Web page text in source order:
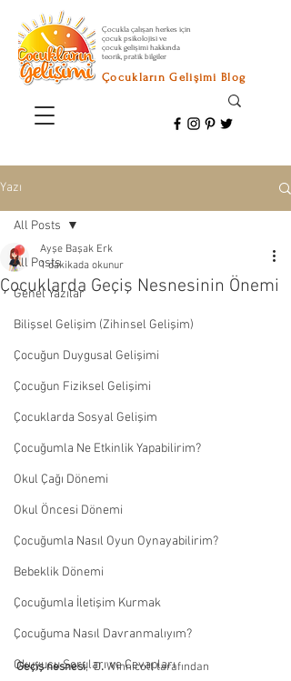
Çocukla çalışan herkes için
çocuk psikolojisi ve
çocuk gelişimi hakkında
teorik, pratik bilgiler
Çocukların Gelişimi Blog
Yazı
All Posts
Genel Yazılar
Bilişsel Gelişim (Zihinsel Gelişim)
Çocuğun Duygusal Gelişimi
Çocuğun Fiziksel Gelişimi
Çocuklarda Sosyal Gelişim
Çocuğumla Ne Etkinlik Yapabilirim?
Okul Çağı Dönemi
Okul Öncesi Dönemi
Çocuğumla Nasıl Oyun Oynayabilirim?
Bebeklik Dönemi
Çocuğumla İletişim Kurmak
Çocuğuma Nasıl Davranmalıyım?
Okuyucu Soruları ve Cevapları
All Posts
Çocuklarda Geçiş Nesnesinin Önemi
Ayşe Başak Erk
1 dakikada okunur
Geçiş nesnesi,  D. Winnicott tarafından